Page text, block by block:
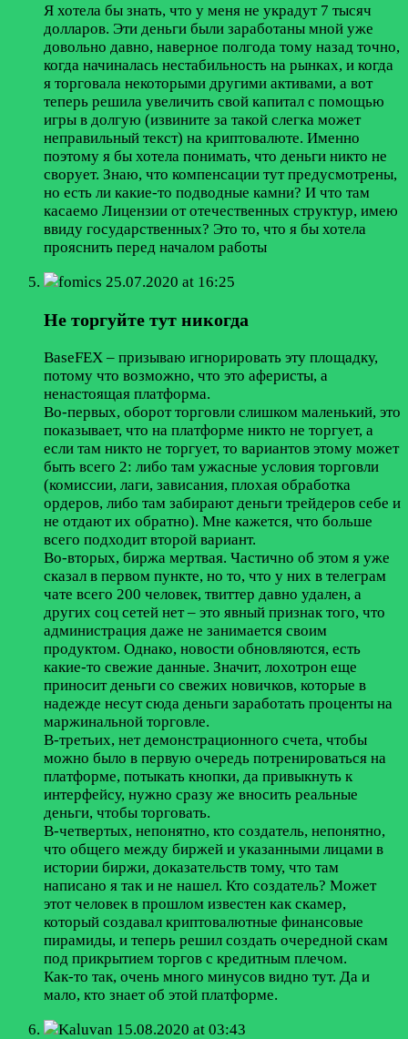
Я хотела бы знать, что у меня не украдут 7 тысяч
долларов. Эти деньги были заработаны мной уже
довольно давно, наверное полгода тому назад точно,
когда начиналась нестабильность на рынках, и когда
я торговала некоторыми другими активами, а вот
теперь решила увеличить свой капитал с помощью
игры в долгую (извините за такой слегка может
неправильный текст) на криптовалюте. Именно
поэтому я бы хотела понимать, что деньги никто не
сворует. Знаю, что компенсации тут предусмотрены,
но есть ли какие-то подводные камни? И что там
касаемо Лицензии от отечественных структур, имею
ввиду государственных? Это то, что я бы хотела
прояснить перед началом работы
fomics 25.07.2020 at 16:25
Не торгуйте тут никогда
BaseFEX – призываю игнорировать эту площадку,
потому что возможно, что это аферисты, а
ненастоящая платформа.
Во-первых, оборот торговли слишком маленький, это
показывает, что на платформе никто не торгует, а
если там никто не торгует, то вариантов этому может
быть всего 2: либо там ужасные условия торговли
(комиссии, лаги, зависания, плохая обработка
ордеров, либо там забирают деньги трейдеров себе и
не отдают их обратно). Мне кажется, что больше
всего подходит второй вариант.
Во-вторых, биржа мертвая. Частично об этом я уже
сказал в первом пункте, но то, что у них в телеграм
чате всего 200 человек, твиттер давно удален, а
других соц сетей нет – это явный признак того, что
администрация даже не занимается своим
продуктом. Однако, новости обновляются, есть
какие-то свежие данные. Значит, лохотрон еще
приносит деньги со свежих новичков, которые в
надежде несут сюда деньги заработать проценты на
маржинальной торговле.
В-третьих, нет демонстрационного счета, чтобы
можно было в первую очередь потренироваться на
платформе, потыкать кнопки, да привыкнуть к
интерфейсу, нужно сразу же вносить реальные
деньги, чтобы торговать.
В-четвертых, непонятно, кто создатель, непонятно,
что общего между биржей и указанными лицами в
истории биржи, доказательств тому, что там
написано я так и не нашел. Кто создатель? Может
этот человек в прошлом известен как скамер,
который создавал криптовалютные финансовые
пирамиды, и теперь решил создать очередной скам
под прикрытием торгов с кредитным плечом.
Как-то так, очень много минусов видно тут. Да и
мало, кто знает об этой платформе.
Kaluvan 15.08.2020 at 03:43